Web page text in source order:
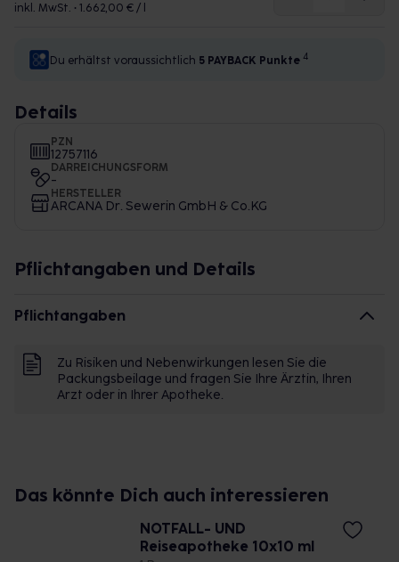
inkl. MwSt. • 1.662,00 € / l
Du erhältst voraussichtlich 5 PAYBACK Punkte 4
Details
PZN
12757116
DARREICHUNGSFORM
-
HERSTELLER
ARCANA Dr. Sewerin GmbH & Co.KG
Pflichtangaben und Details
Pflichtangaben
Zu Risiken und Nebenwirkungen lesen Sie die
Packungsbeilage und fragen Sie Ihre Ärztin, Ihren
Arzt oder in Ihrer Apotheke.
Das könnte Dich auch interessieren
NOTFALL- UND
Reiseapotheke 10x10 ml